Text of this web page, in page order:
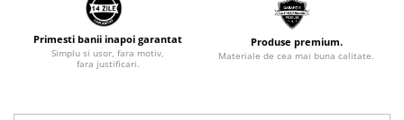
Primesti banii inapoi garantat
Simplu si usor, fara motiv,
fara justificari.
Produse premium.
Materiale de cea mai buna calitate.